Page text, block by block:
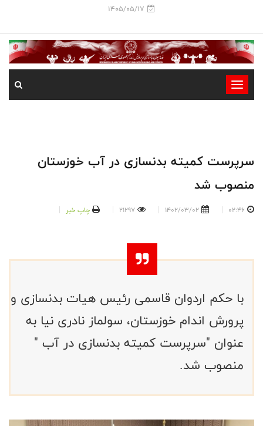
1405/05/17
-
-
-
سرپرست کمیته بدنسازی در آب خوزستان
منصوب شد
02:46
1402/03/02
21297 چاپ خبر
با حکم اردوان قاسمی رئیس هیات بدنسازی و
پرورش اندام خوزستان، سولماز نادری نیا به
عنوان "سرپرست کمیته بدنسازی در آب "
منصوب شد.